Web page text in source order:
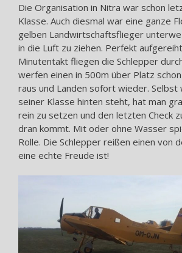
Die Organisation in Nitra war schon
Klasse. Auch diesmal war eine ganze
gelben Landwirtschaftsflieger
in die Luft zu ziehen. Perfekt
Minutentakt fliegen die Schlepper
werfen einen in 500m über Platz
raus und Landen sofort wieder. Selbst
seiner Klasse hinten steht, hat man
rein zu setzen und den letzten Check
dran kommt. Mit oder ohne Wasser
Rolle. Die Schlepper reißen einen von
eine echte Freude ist!